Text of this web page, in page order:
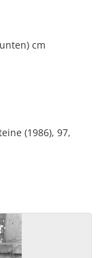
cm
(1986), 97,